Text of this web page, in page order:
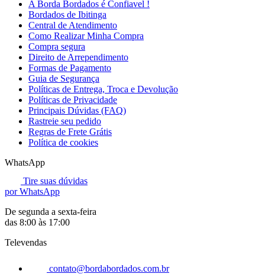
A Borda Bordados é Confiavel !
Bordados de Ibitinga
Central de Atendimento
Como Realizar Minha Compra
Compra segura
Direito de Arrependimento
Formas de Pagamento
Guia de Segurança
Políticas de Entrega, Troca e Devolução
Políticas de Privacidade
Principais Dúvidas (FAQ)
Rastreie seu pedido
Regras de Frete Grátis
Política de cookies
WhatsApp
Tire suas dúvidas
por WhatsApp
De segunda a sexta-feira
das 8:00 às 17:00
Televendas
contato@bordabordados.com.br